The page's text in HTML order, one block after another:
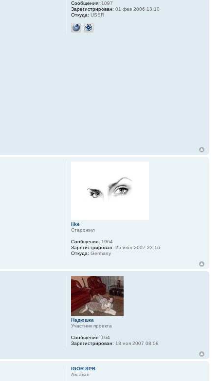
Сообщения: 1097
Зарегистрирован: 01 фев 2006 13:10
Откуда: USSR
like
Старожил
Сообщения: 1964
Зарегистрирован: 25 июл 2007 23:16
Откуда: Germany
Надюшка
Участник проекта
Сообщения: 164
Зарегистрирован: 13 ноя 2007 08:08
IGOR SPB
Аксакал